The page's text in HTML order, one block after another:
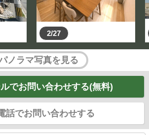
2/27
ノラマ写真を見る
でお問い合わせする(無料)
話でお問い合わせする